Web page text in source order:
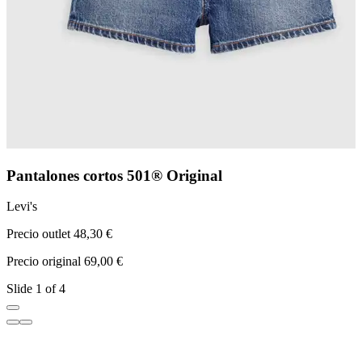
Pantalones cortos 501® Original
Levi's
Precio outlet 48,30 €
Precio original 69,00 €
Slide 1 of 4